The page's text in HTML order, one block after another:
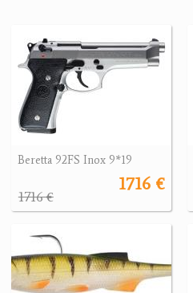
Beretta 92FS Inox 9*19
1716 €
1716 €